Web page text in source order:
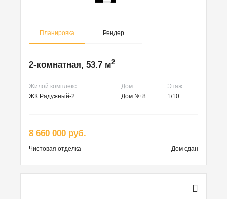
Планировка Рендер
2-комнатная, 53.7 м2
Жилой комплекс Дом
Этаж
ЖК Радужный-2
Дом № 8 1/10
8 660 000 руб.
Чистовая отделка Дом сдан